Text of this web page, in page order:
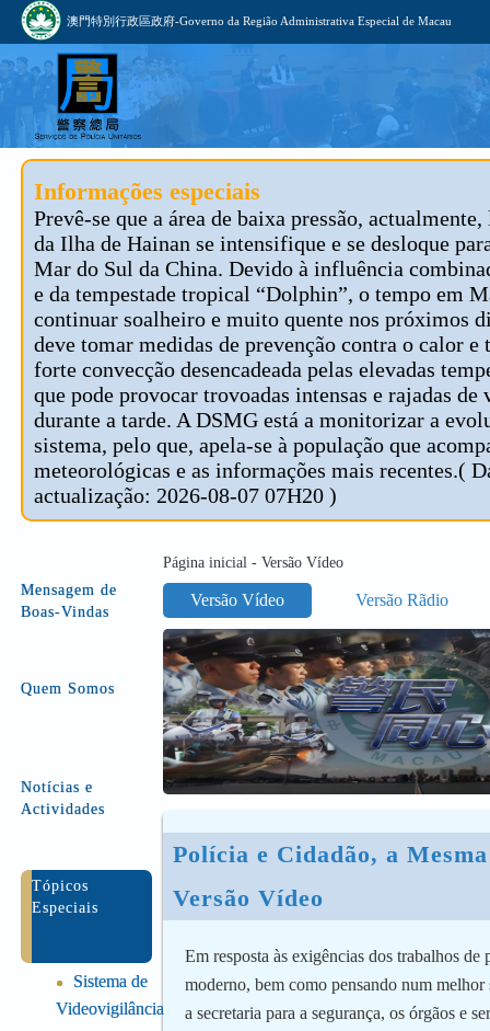
澳門特別行政區政府-Governo da Região Administrativa Especial de Macau
Informações especiais
Prevê-se que a área de baixa pressão,
da Ilha de Hainan se intensifique e se desloque
Mar do Sul da China. Devido à influência
e da tempestade tropical “Dolphin”, o tempo em
continuar soalheiro e muito quente nos próximos
deve tomar medidas de prevenção contra o calor e
forte convecção desencadeada pelas elevadas
que pode provocar trovoadas intensas e rajadas de
durante a tarde. A DSMG está a monitorizar a
sistema, pelo que, apela-se à população que
meteorológicas e as informações mais recentes.(
actualização: 2026-08-07 07H20 )
Mensagem de
Boas-Vindas
Quem Somos
Notícias e
Actividades
Tópicos
Especiais
●
Sistema de
Videovigilância
Página inicial - Versão Vídeo
Versão Vídeo Versão Rãdio
Polícia e Cidadão, a
Versão Vídeo
Em resposta às exigências dos trabalhos de
moderno, bem como pensando num
a secretaria para a segurança, os órgãos e